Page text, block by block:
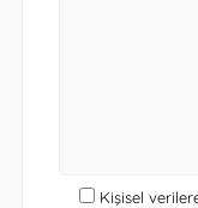
Kişisel